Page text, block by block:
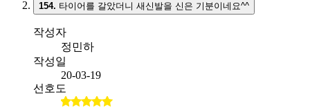
154. 타이어를 갈았더니 새신발을 신은 기분이네요^^
작성자
정민하
작성일
20-03-19
선호도